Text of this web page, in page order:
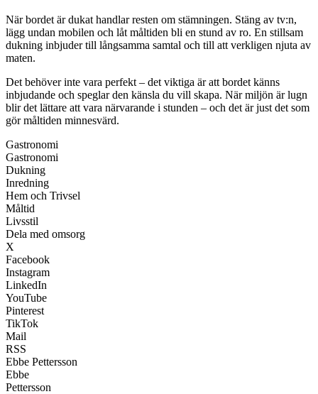
När bordet är dukat handlar resten om stämningen. Stäng av tv:n,
lägg undan mobilen och låt måltiden bli en stund av ro. En stillsam
dukning inbjuder till långsamma samtal och till att verkligen njuta av
maten.
Det behöver inte vara perfekt – det viktiga är att bordet känns
inbjudande och speglar den känsla du vill skapa. När miljön är lugn
blir det lättare att vara närvarande i stunden – och det är just det som
gör måltiden minnesvärd.
Gastronomi
Gastronomi
Dukning
Inredning
Hem och Trivsel
Måltid
Livsstil
Dela med omsorg
X
Facebook
Instagram
LinkedIn
YouTube
Pinterest
TikTok
Mail
RSS
Ebbe Pettersson
Ebbe
Pettersson